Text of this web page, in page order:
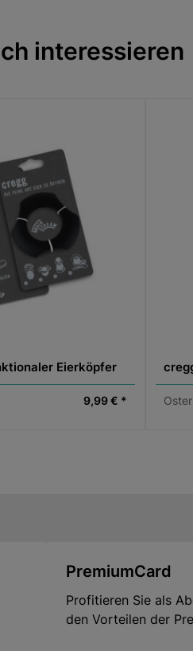
interessieren
Eierköpfer
9,99 € *
PremiumCard
Profitieren Sie als
den Vorteilen der